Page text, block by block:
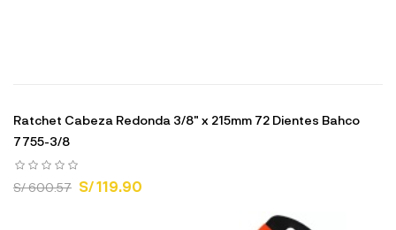
Ratchet Cabeza Redonda 3/8" x 215mm 72 Dientes Bahco
7755-3/8
S/ 600.57 S/ 119.90